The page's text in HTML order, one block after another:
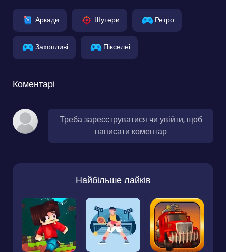
Аркади Шутери Ретро
Захопливі Пікселні
Коментарі
Треба зареєструватися чи увійти, щоб
написати коментар
Найбільше лайків